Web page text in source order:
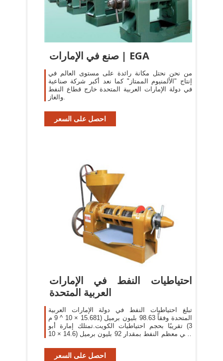
صنع في الإمارات | EGA
من نحن نحتل مكانة رائدة على مستوى العالم في
إنتاج "الألمنيوم الممتاز" كما نعد أكبر شركة صناعية
في دولة الإمارات العربية المتحدة خارج قطاع النفط
والغاز.
احصل على السعر
احتياطيات النفط في الإمارات
العربية المتحدة
تبلغ احتياطيات النفط في دولة الإمارات العربية
المتحدة وفقاً 98.63 بليون برميل (15.681 × 10 ^ 9 م
3) تقريبًا بحجم احتياطيات الكويت.تمتلك إمارة أبو
ظبي معظم النفط بمقدار 92 بليون برميل (14.6 × 10
احصل على السعر